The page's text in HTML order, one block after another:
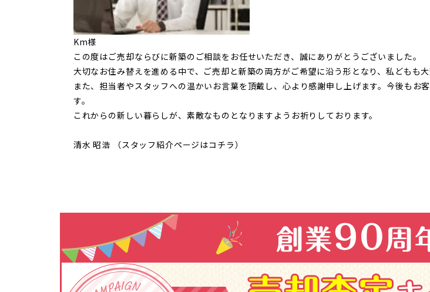
Km様
この度はご売却ならびに新築のご相談をお任せいただき、誠にありがとうございました。
大切なお住み替えを進める中で、ご売却と新築の両方がご希望に沿う形となり、私どもも大
また、担当者やスタッフへの温かいお言葉を頂戴し、心より感謝申し上げます。今後もお
す。
これからの新しい暮らしが、素敵なものとなりますようお祈りしております。
清水 昭浩 （スタッフ紹介ページはコチラ）